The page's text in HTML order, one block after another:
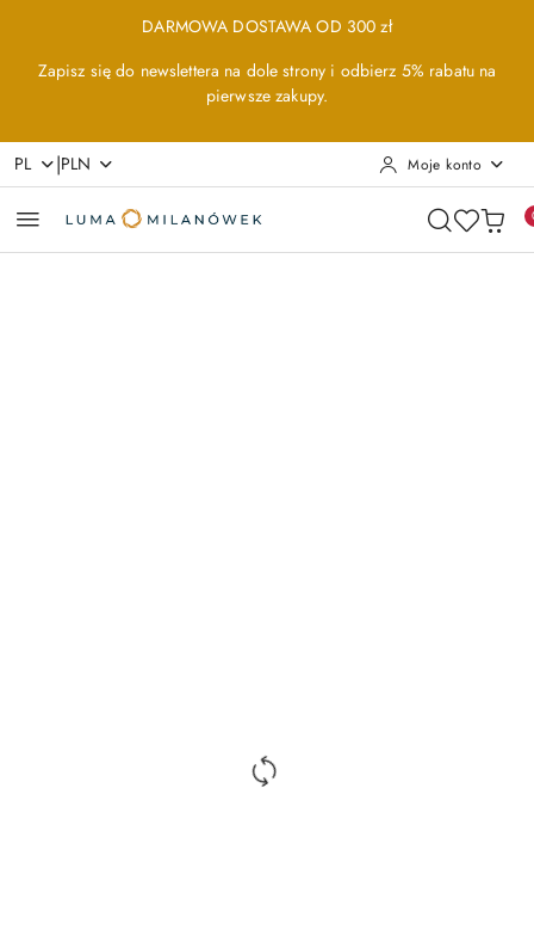
Przejdź do treści głównej
Przejdź do wyszukiwarki
Przejdź do moje konto
Przejdź do menu głównego
Przejdź do opisu produktu
Przejdź do stopkiDARMOWA DOSTAWA OD 300 zł
Zapisz się do newslettera na dole strony i odbierz 5% rabatu na
pierwsze zakupy.
PL |PLN Moje konto